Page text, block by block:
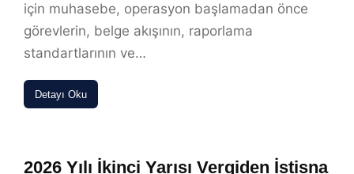
için muhasebe, operasyon başlamadan önce
görevlerin, belge akışının, raporlama
standartlarının ve…
Detayı Oku
2026 Yılı İkinci Yarısı Vergiden İstisna